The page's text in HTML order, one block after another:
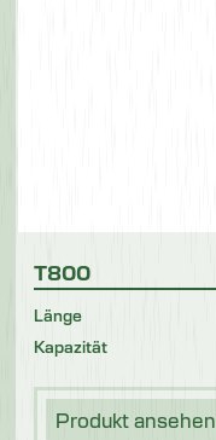
T800
Länge
Kapazität
Produkt ansehen